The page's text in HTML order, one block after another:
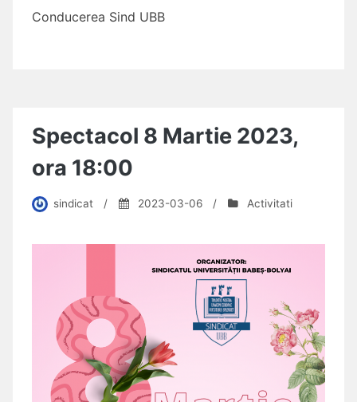
Conducerea Sind UBB
Spectacol 8 Martie 2023,
ora 18:00
sindicat / 2023-03-06 / Activitati